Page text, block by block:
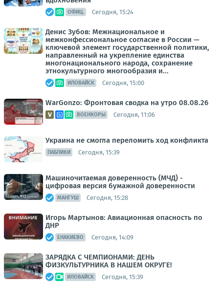
ОФИЦ. Сегодня, 15:24
Денис Зубов: Межнациональное и
межконфессиональное согласие в России —
ключевой элемент государственной политики,
направленный на укрепление единства
многонационального народа, сохранение
этнокультурного многообразия и...
ИЛОВАЙСК Сегодня, 15:00
WarGonzo: Фронтовая сводка на утро 08.08.26
ВОЕНКОРЫ Сегодня, 11:06
Украина не смогла переломить ход конфликта
ПАБЛИКИ Сегодня, 15:39
Машиночитаемая доверенность (МЧД) -
цифровая версия бумажной доверенности
МАНГУШ Сегодня, 15:28
Игорь Мартынов: Авиационная опасность по
ДНР
ЕНАКИЕВО Сегодня, 14:09
ЗАРЯДКА С ЧЕМПИОНАМИ: ДЕНЬ
ФИЗКУЛЬТУРНИКА В НАШЕМ ОКРУГЕ!
ИЛОВАЙСК Сегодня, 15:39